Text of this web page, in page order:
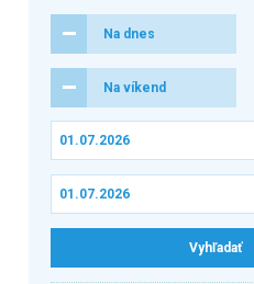
Na dnes
Na víkend